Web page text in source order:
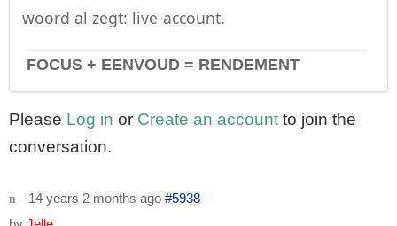
woord al zegt: live-account.
FOCUS + EENVOUD = RENDEMENT
Please Log in or Create an account to join the
conversation.
14 years 2 months ago #5938